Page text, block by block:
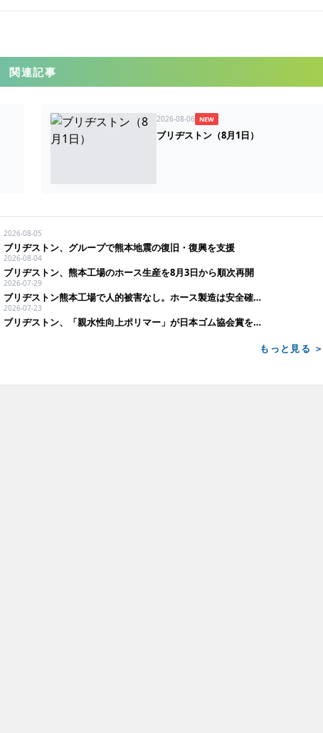
関連記事
2026-08-06 NEW
ブリヂストン（8月1日）
2026-08-05
ブリヂストン、グループで熊本地震の復旧・復興を支援
2026-08-04
ブリヂストン、熊本工場のホース生産を8月3日から順次再開
2026-07-29
ブリヂストン熊本工場で人的被害なし。ホース製造は安全確認後に操業再開へ
2026-07-23
ブリヂストン、「親水性向上ポリマー」が日本ゴム協会賞を受賞
もっと見る ＞